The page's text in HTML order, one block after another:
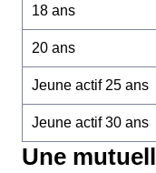
18 ans
20 ans
Jeune actif 25 ans
Jeune actif 30 ans
Une